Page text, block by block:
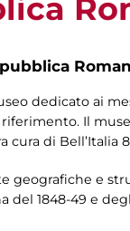
dedicato ai
Il
cura di Bell’Italia
geografiche e
del 1848-49 e